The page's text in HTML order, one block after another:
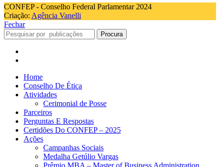
CONFEP - Conselho Federal Parlamentar 2024
Criação: Agência Vanelli
Fechar
Procura
Home
Conselho De Ética
Atividades
Cerimonial de Posse
Parceiros
Perguntas E Respostas
Certidões Do CONFEP – 2025
Ações
Campanhas Sociais
Medalha Getúlio Vargas